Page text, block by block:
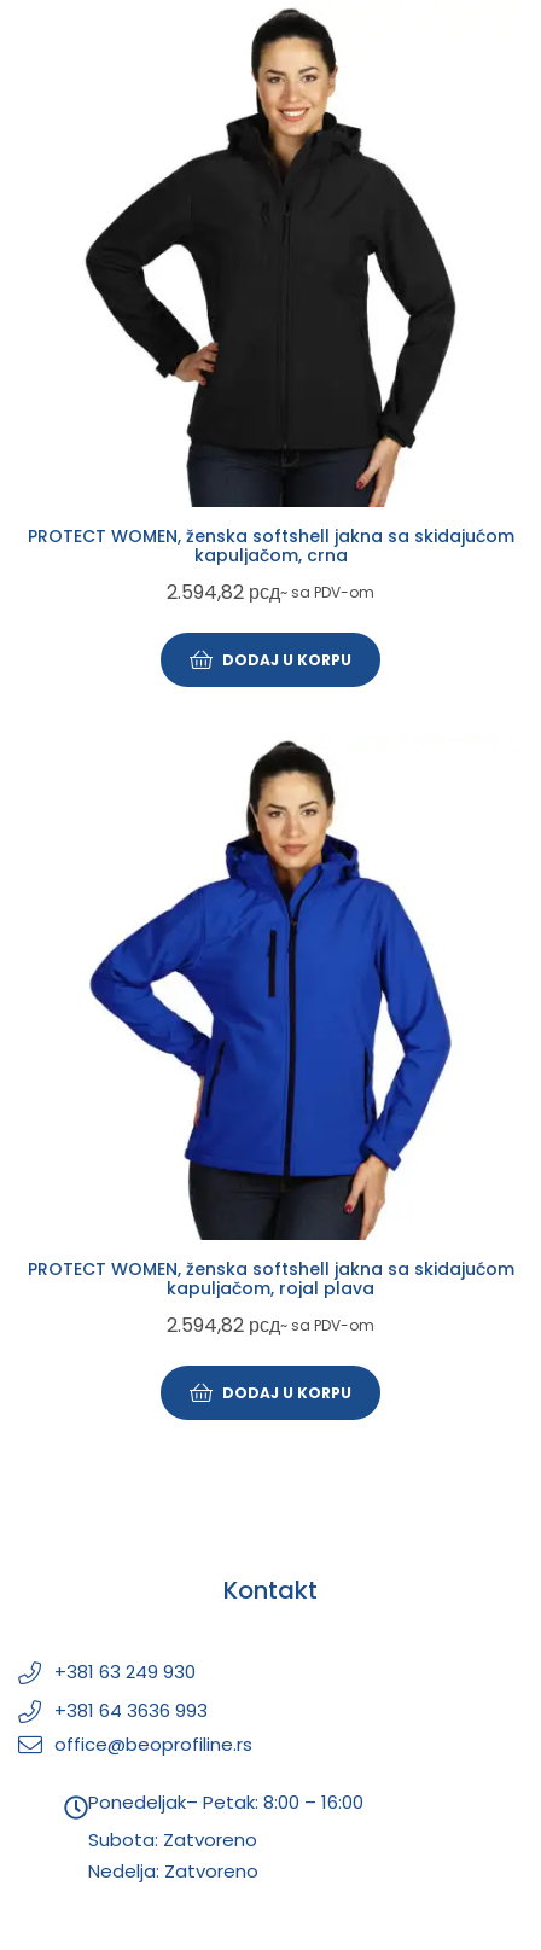
PROTECT WOMEN, ženska softshell jakna sa skidajućom
kapuljačom, crna
2.594,82 рсд~ sa PDV-om
DODAJ U KORPU
PROTECT WOMEN, ženska softshell jakna sa skidajućom
kapuljačom, rojal plava
2.594,82 рсд~ sa PDV-om
DODAJ U KORPU
Kontakt
+381 63 249 930
+381 64 3636 993
office@beoprofiline.rs
Ponedeljak– Petak: 8:00 – 16:00
Subota: Zatvoreno
Nedelja: Zatvoreno